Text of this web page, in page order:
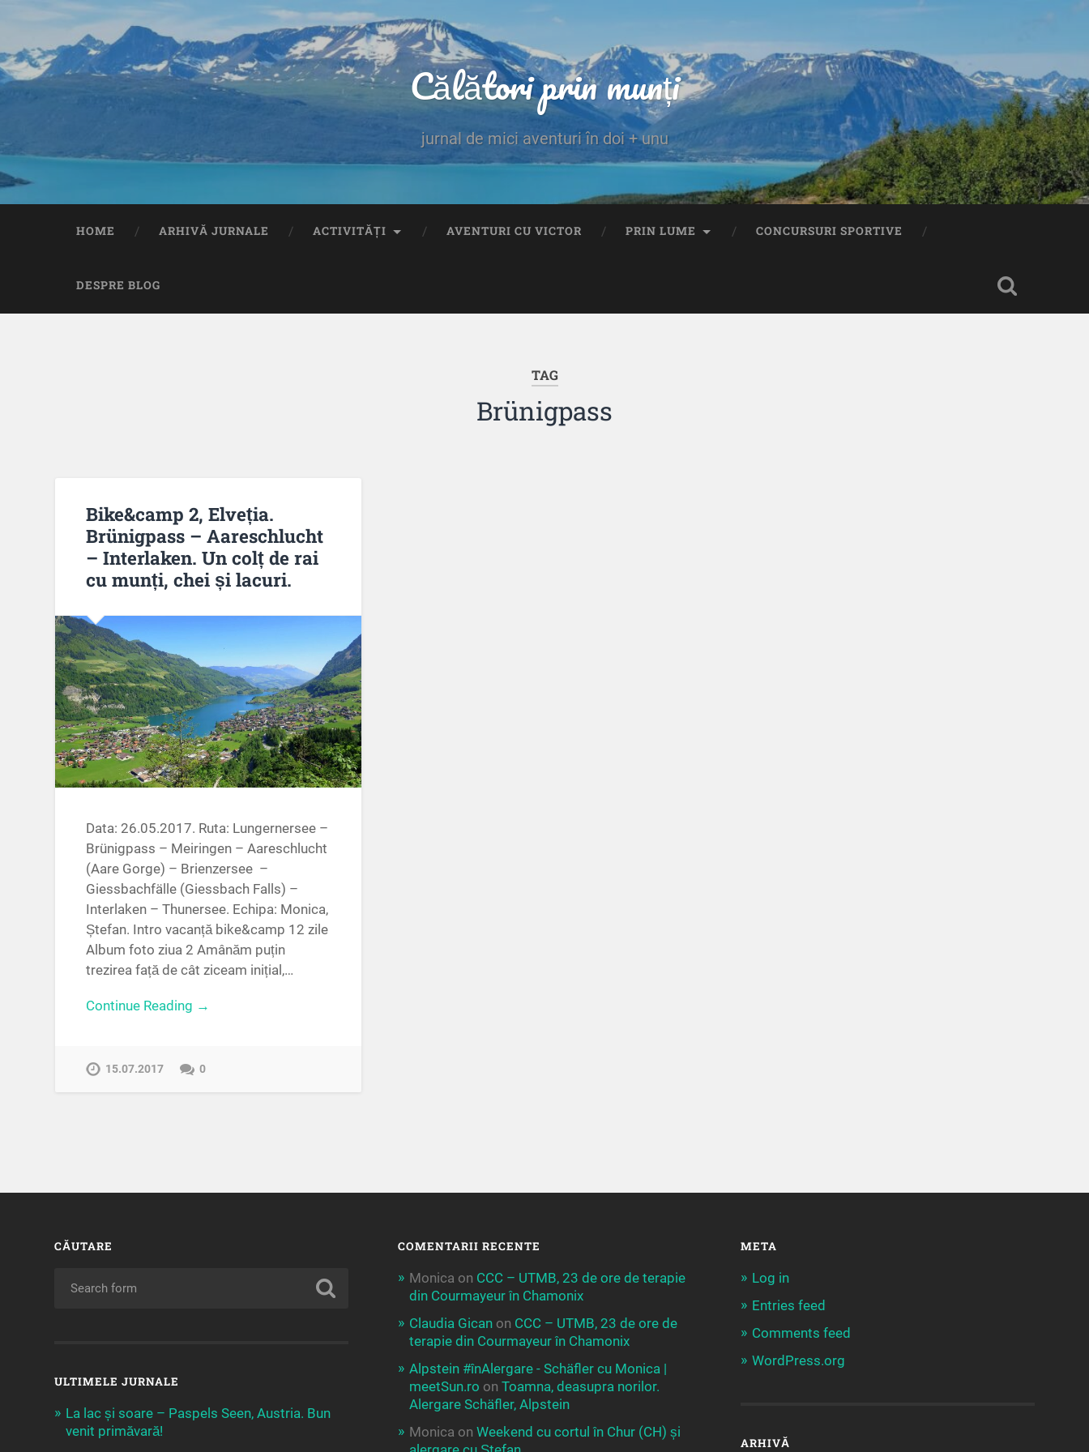
Călători prin munți
jurnal de mici aventuri în doi + unu
HOME ARHIVĂ JURNALE ACTIVITĂȚI AVENTURI CU VICTOR PRIN LUME CONCURSURI SPORTIVE
DESPRE BLOG
TAG
Brünigpass
Bike&camp 2, Elveția.
Brünigpass – Aareschlucht
– Interlaken. Un colț de rai
cu munți, chei și lacuri.
Data: 26.05.2017. Ruta: Lungernersee –
Brünigpass – Meiringen – Aareschlucht
(Aare Gorge) – Brienzersee –
Giessbachfälle (Giessbach Falls) –
Interlaken – Thunersee. Echipa: Monica,
Ștefan. Intro vacanță bike&camp 12 zile
Album foto ziua 2 Amânăm puțin
trezirea față de cât ziceam inițial,…
Continue Reading →
15.07.2017 0
CĂUTARE
ULTIMELE JURNALE
La lac și soare – Paspels Seen, Austria. Bun
venit primăvară!
COMENTARII RECENTE
Monica on CCC – UTMB, 23 de ore de terapie
din Courmayeur în Chamonix
Claudia Gicanon CCC – UTMB, 23 de ore de
terapie din Courmayeur în Chamonix
Alpstein #înAlergare - Schäfler cu Monica |
meetSun.ro on Toamna, deasupra norilor.
Alergare Schäfler, Alpstein
Monica on Weekend cu cortul în Chur (CH) și
META
Log in
Entries feed
Comments feed
WordPress.org
ARHIVĂ